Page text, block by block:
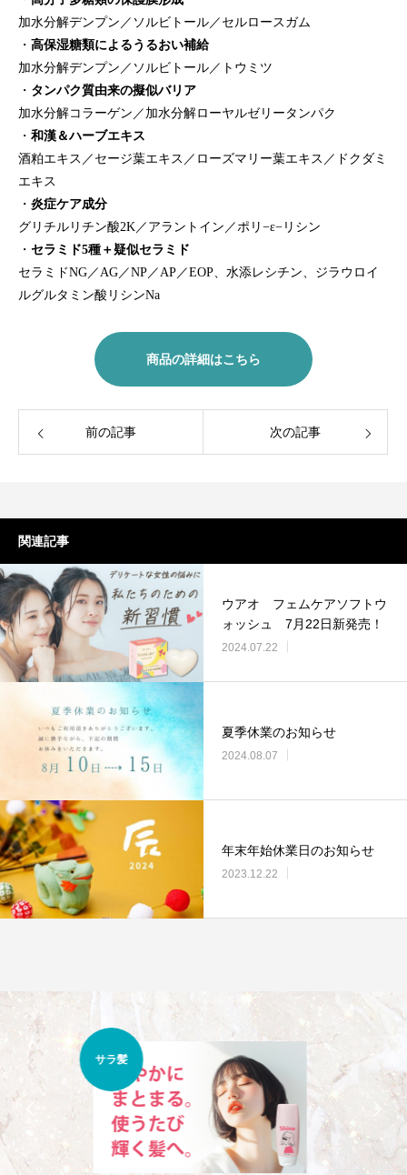
加水分解デンプン／ソルビトール／セルロースガム
・ 高保湿糖類によるうるおい補給
加水分解デンプン／ソルビトール／トウミツ
・ タンパク質由来の擬似バリア
加水分解コラーゲン／加水分解ローヤルゼリータンパク
・ 和漢＆ハーブエキス
酒粕エキス／セージ葉エキス／ローズマリー葉エキス／ドクダミ
エキス
・ 炎症ケア成分
グリチルリチン酸2K／アラントイン／ポリ−ε−リシン
・ セラミド5種＋疑似セラミド
セラミドNG／AG／NP／AP／EOP、水添レシチン、ジラウロイ
ルグルタミン酸リシンNa
商品の詳細はこちら
前の記事 次の記事
関連記事
ウアオ フェムケアソフトウ
ォッシュ 7月22日新発売！
2024.07.22
夏季休業のお知らせ
2024.08.07
年末年始休業日のお知らせ
2023.12.22
くせ
うねり